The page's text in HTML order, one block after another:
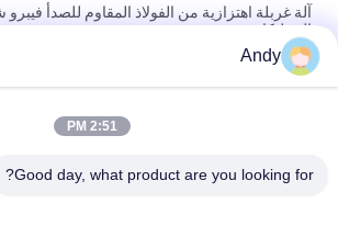
آلة غربلة اهتزازية من الفولاذ المقاوم للصدأ
السيليكا
آلة الفحص الاهتزازية باستخدام حركة المواد
المواد الدقيقة والقاسية
آلة الفحص الاهتزازية ذات مسار حركة ثلاثي الأبعاد
Andy
2:51 PM
Good day, what product are you looking for?